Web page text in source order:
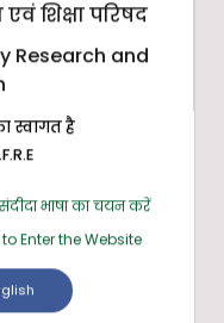
शिक्षा परिषद
Research and
स्वागत है
भाषा का चयन करें
Enter the Website